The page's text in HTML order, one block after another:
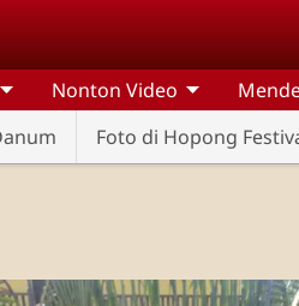
Nonton Video
Foto di Hopong